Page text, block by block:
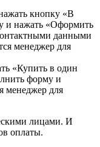
кнопку «В
и нажать «Оформить
данными
менеджер для
«Купить в один
форму и
менеджер для
лицами. И
оплаты.